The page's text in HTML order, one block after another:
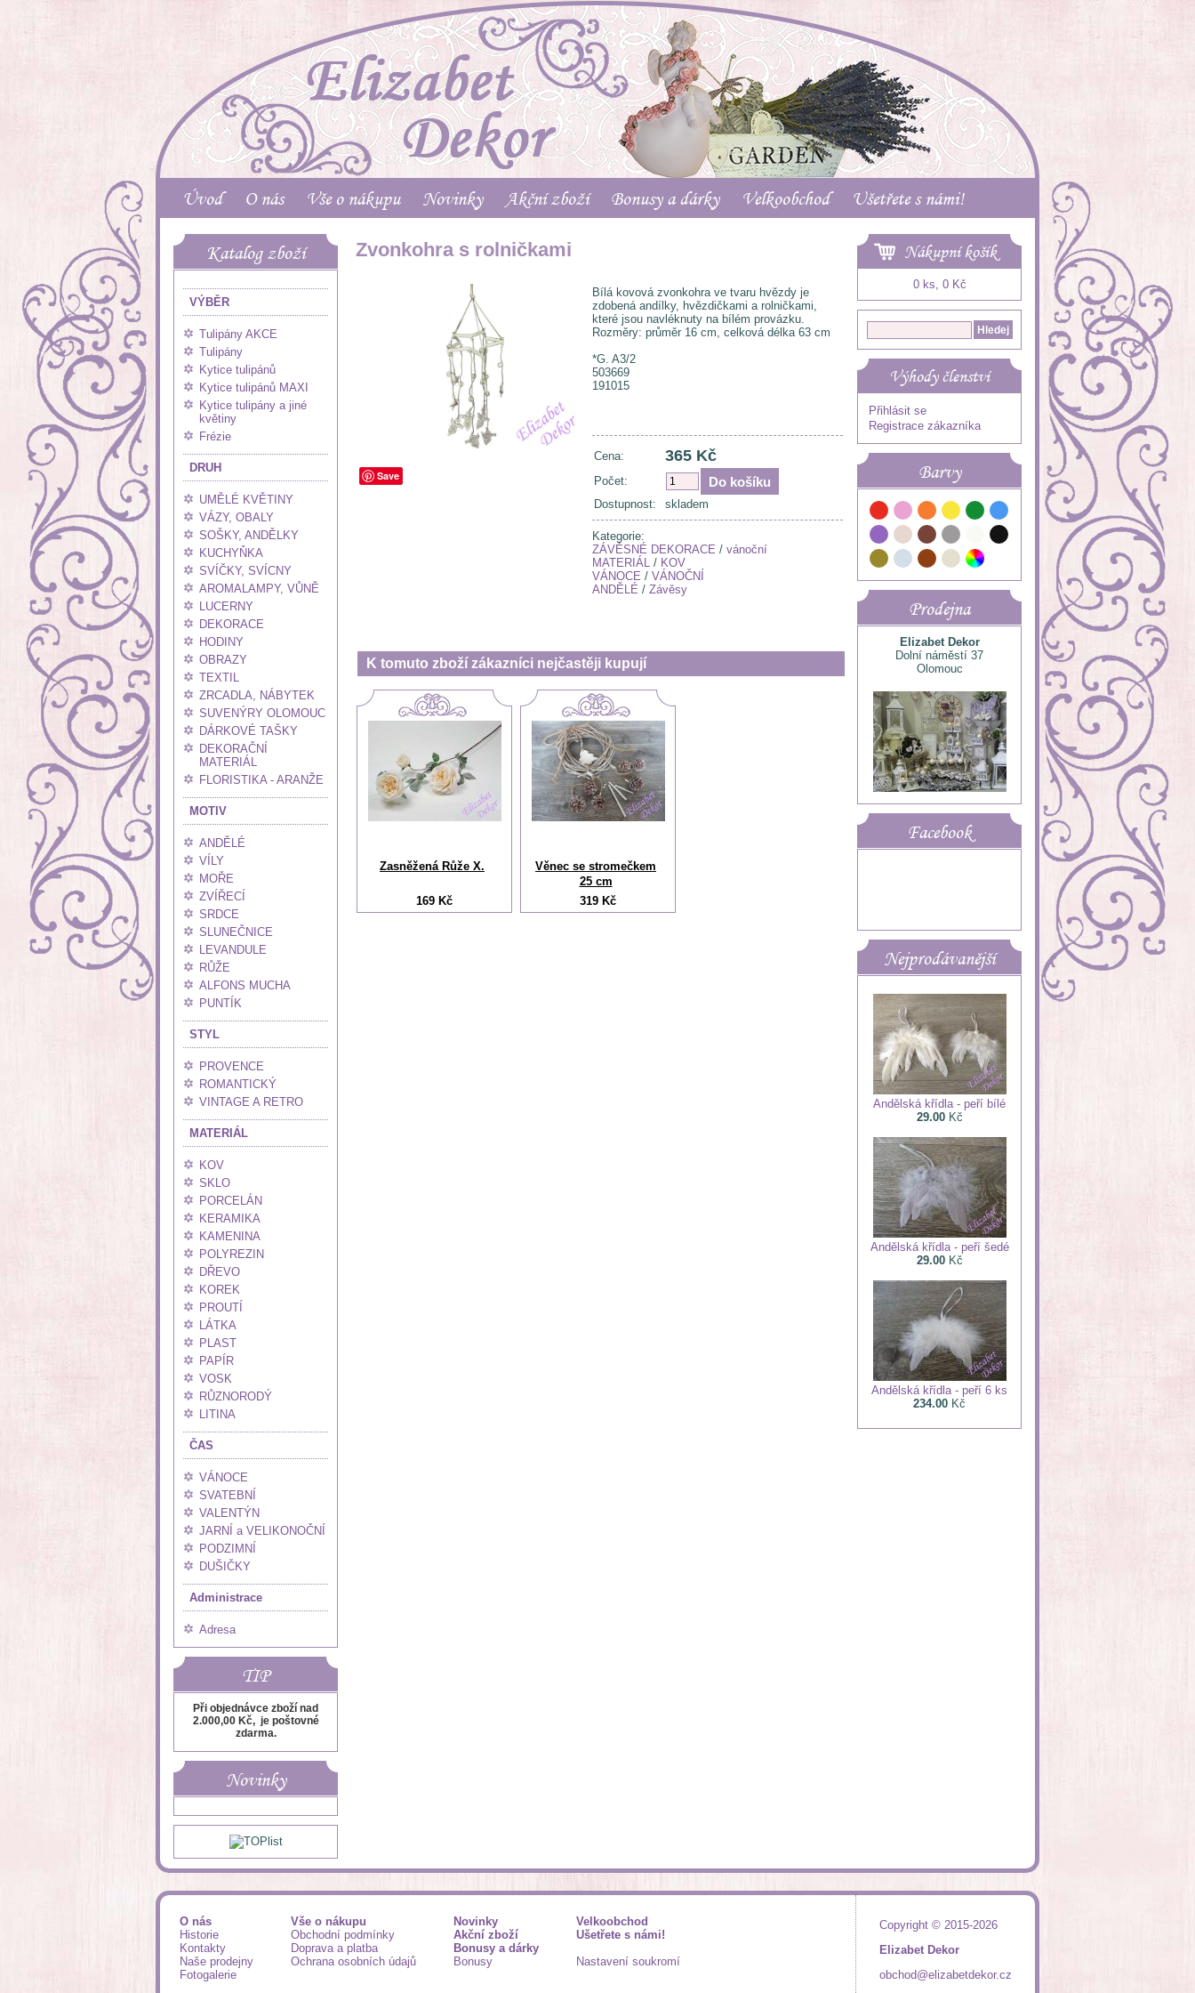
Úvod O nás Vše o nákupu Novinky Akční zboží Bonusy a dárky Velkoobchod Ušetřete s námi!
Katalog zboží
VÝBĚR
Tulipány AKCE
Tulipány
Kytice tulipánů
Kytice tulipánů MAXI
Kytice tulipány a jiné
květiny
Frézie
DRUH
UMĚLÉ KVĚTINY
VÁZY, OBALY
SOŠKY, ANDĚLKY
KUCHYŇKA
SVÍČKY, SVÍCNY
AROMALAMPY, VŮNĚ
LUCERNY
DEKORACE
HODINY
OBRAZY
TEXTIL
ZRCADLA, NÁBYTEK
SUVENÝRY OLOMOUC
DÁRKOVÉ TAŠKY
DEKORAČNÍ
MATERIÁL
FLORISTIKA - ARANŽE
MOTIV
ANDĚLÉ
VÍLY
MOŘE
ZVÍŘECÍ
SRDCE
SLUNEČNICE
LEVANDULE
RŮŽE
ALFONS MUCHA
PUNTÍK
STYL
PROVENCE
ROMANTICKÝ
VINTAGE A RETRO
MATERIÁL
KOV
SKLO
PORCELÁN
KERAMIKA
KAMENINA
POLYREZIN
DŘEVO
KOREK
PROUTÍ
LÁTKA
PLAST
PAPÍR
VOSK
RŮZNORODÝ
LITINA
ČAS
VÁNOCE
SVATEBNÍ
VALENTÝN
JARNÍ a VELIKONOČNÍ
PODZIMNÍ
DUŠIČKY
Administrace
Adresa
TIP
Při objednávce zboží nad
2.000,00 Kč, je poštovné
zdarma.
Novinky
Zvonkohra s rolničkami
Save
Bílá kovová zvonkohra ve tvaru hvězdy je
zdobená andílky, hvězdičkami a rolničkami,
které jsou navléknuty na bílém provázku.
Rozměry: průměr 16 cm, celková délka 63 cm
*G. A3/2
503669
191015
Cena: 365 Kč
Počet:
Dostupnost:
skladem
Kategorie:
ZÁVĚSNÉ DEKORACE / vánoční
MATERIÁL / KOV
VÁNOCE / VÁNOČNÍ
ANDĚLÉ / Závěsy
K tomuto zboží zákazníci nejčastěji kupují
Zasněžená Růže X.
169 Kč
Věnec se stromečkem
25 cm
319 Kč
Nákupní košík
0 ks, 0 Kč
Výhody členství
Přihlásit se
Registrace zákazníka
Barvy
Prodejna
Elizabet Dekor
Dolní náměstí 37
Olomouc
Facebook
Nejprodávanější
Andělská křídla - peří bílé
29.00Kč
Andělská křídla - peří šedé
29.00Kč
Andělská křídla - peří 6 ks
234.00 Kč
Copyright © 2015-2026
Elizabet Dekor
obchod@elizabetdekor.cz
O nás
Historie
Kontakty
Naše prodejny
Fotogalerie
Vše o nákupu
Obchodní podmínky
Doprava a platba
Ochrana osobních údajů
Novinky
Akční zboží
Bonusy a dárky
Bonusy
Velkoobchod
Ušetřete s námi!
Nastavení soukromí